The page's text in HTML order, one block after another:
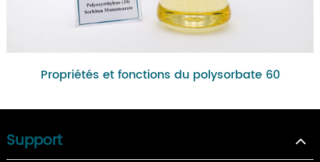
Propriétés et fonctions du polysorbate 60
Support